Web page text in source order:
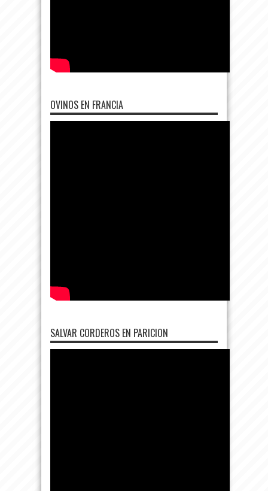
OVINOS EN FRANCIA
SALVAR CORDEROS EN PARICION